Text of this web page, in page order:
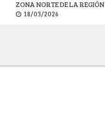
ZONA NORTE DE LA REGIÓN
18/03/2026